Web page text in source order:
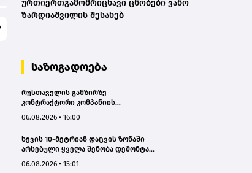
ურთიერთგამომრიცხავი ცნობები ვანო
ზარდიაშვილის შესახებ
საზოგადოება
რუსთაველის გამზირზე
კონტრაქტორი კომპანიის
ახლოს იმოძრავა, რამაც ნიადაგის
გამოიწვია, გადაბრუნდა
ავტომანქანა - თვითმცლელში
იმყოფებოდა მცირეწლოვანი ბავშვი
06.08.2026 • 16:00
ხევის 10-მეტრიან დაცვის ზონაში
არსებული ყველა შენობა დემონტაჟს
06.08.2026 • 15:01